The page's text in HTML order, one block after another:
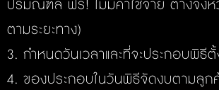
ปริมณฑล ฟรี! ไม่มีค่าใช้จ่าย ต่างจังห
ตามระยะทาง)
3. กำหนดวันเวลาและที่จะประกอบพิธี
4. ของประกอบในวันพิธีจัดงบตามลูก